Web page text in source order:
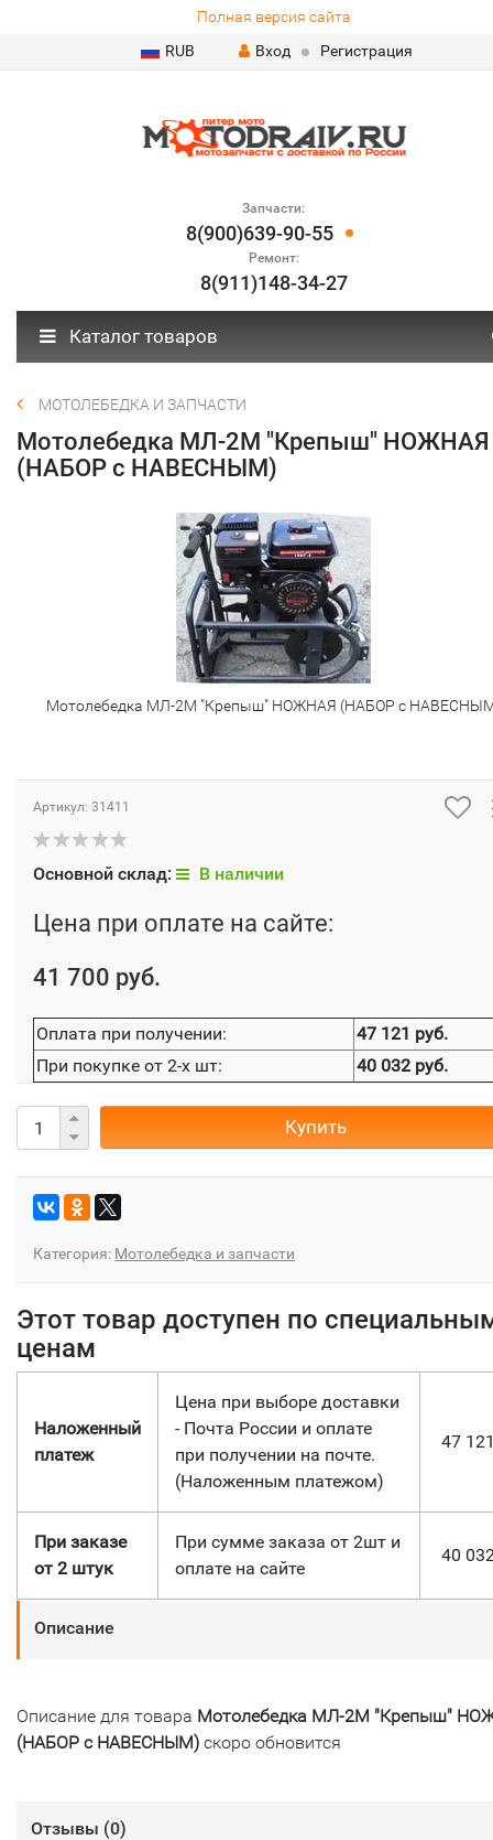
Полная версия сайта
RUB
Вход Регистрация
Запчасти:
8(900)639-90-55
Ремонт:
8(911)148-34-27
Каталог товаров
МОТОЛЕБЕДКА И ЗАПЧАСТИ
Мотолебедка МЛ-2М "Крепыш" НОЖНАЯ
(НАБОР с НАВЕСНЫМ)
Мотолебедка МЛ-2М "Крепыш" НОЖНАЯ (НАБОР с
Артикул: 31411
Основной склад: В наличии
Цена при оплате на сайте:
41 700 руб.
Оплата при получении:
47 121 руб.
При покупке от 2-х шт:
40 032 руб.
Купить
Категория: Мотолебедка и запчасти
Этот товар доступен по
ценам
Наложенный
платеж
Цена при выборе доставки
- Почта России и оплате
при получении на почте.
(Наложенным платежом)
47
При заказе
от 2 штук
При сумме заказа от 2шт и
оплате на сайте
40
Описание
Описание для товара Мотолебедка МЛ-2М "Крепыш"
(НАБОР с НАВЕСНЫМ) скоро обновится
Отзывы (0)